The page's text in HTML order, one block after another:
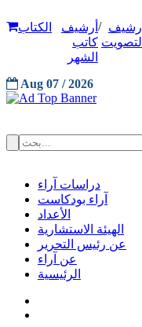
أرشيف
التصويت
/ أرشيف
كاتب
الشهر
الكتاب
Aug 07 / 2026
دراسات آراء
آراء بودكاست
الأعداد
الهيئة الاستشارية
عن رئيس التحرير
عن آراء
الرئيسية